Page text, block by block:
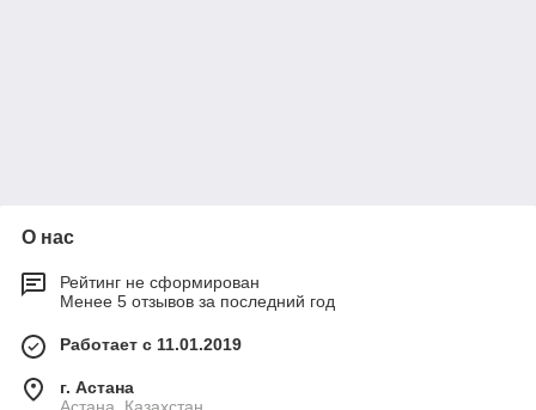
О нас
Рейтинг не сформирован
Менее 5 отзывов за последний год
Работает с 11.01.2019
г. Астана